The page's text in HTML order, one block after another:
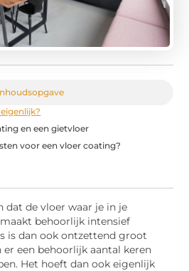
en een gietvloer
voor een vloer coating?
dat de vloer waar je in je
behoorlijk intensief
is dan ook ontzettend groot
een behoorlijk aantal keren
Het hoeft dan ook eigenlijk